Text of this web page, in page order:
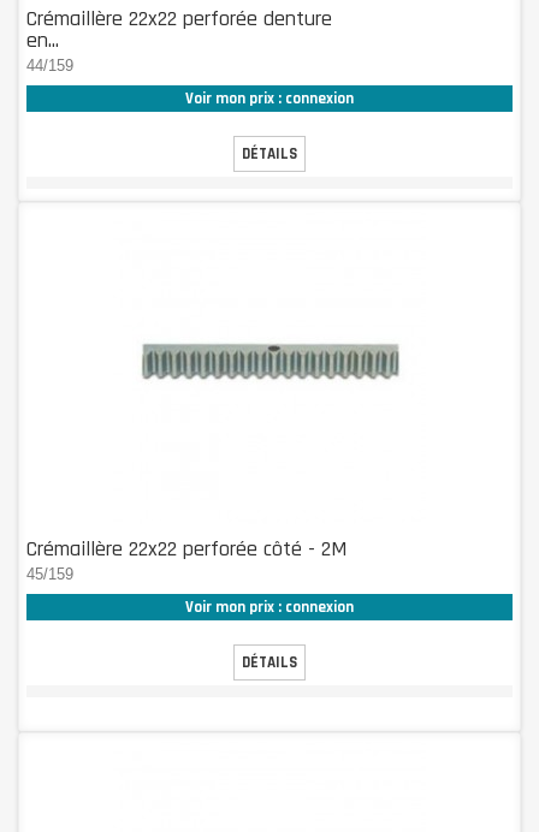
Crémaillère 22x22 perforée denture
en...
44/159
Voir mon prix : connexion
DÉTAILS
Crémaillère 22x22 perforée côté - 2M
45/159
Voir mon prix : connexion
DÉTAILS